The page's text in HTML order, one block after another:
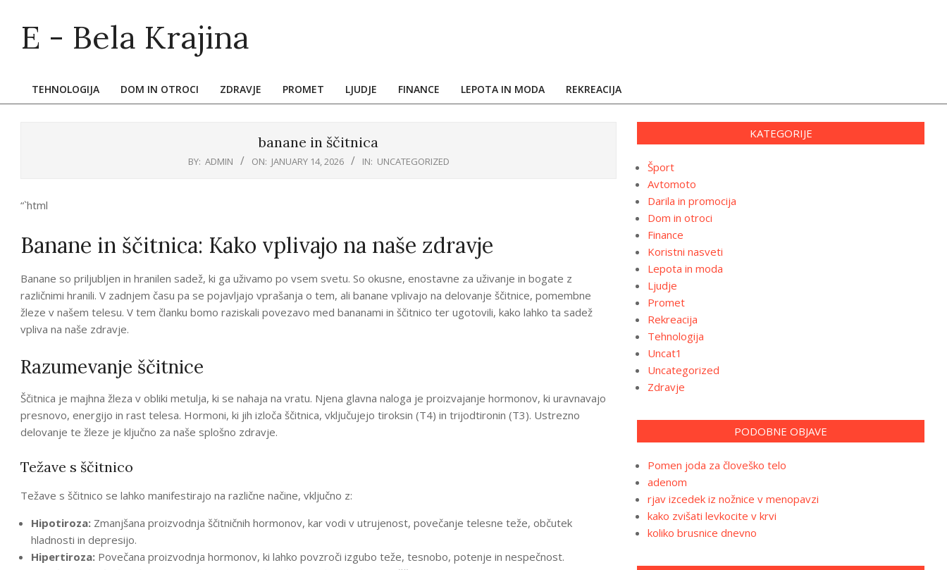
contentE - Bela Krajina
Primary
TEHNOLOGIJA DOM IN OTROCI ZDRAVJE PROMET LJUDJE FINANCE LEPOTA IN MODA REKREACIJA
banane in ščitnica
BY: ADMIN ON: JANUARY 14, 2026 IN: UNCATEGORIZED
“`html
Banane in ščitnica: Kako vplivajo na naše zdravje
Banane so priljubljen in hranilen sadež, ki ga uživamo po vsem svetu. So okusne, enostavne za uživanje in bogate z
različnimi hranili. V zadnjem času pa se pojavljajo vprašanja o tem, ali banane vplivajo na delovanje ščitnice, pomembne
žleze v našem telesu. V tem članku bomo raziskali povezavo med bananami in ščitnico ter ugotovili, kako lahko ta sadež
vpliva na naše zdravje.
Razumevanje ščitnice
Ščitnica je majhna žleza v obliki metulja, ki se nahaja na vratu. Njena glavna naloga je proizvajanje hormonov, ki uravnavajo
presnovo, energijo in rast telesa. Hormoni, ki jih izloča ščitnica, vključujejo tiroksin (T4) in trijodtironin (T3). Ustrezno
delovanje te žleze je ključno za naše splošno zdravje.
Težave s ščitnico
Težave s ščitnico se lahko manifestirajo na različne načine, vključno z:
Hipotiroza: Zmanjšana proizvodnja ščitničnih hormonov, kar vodi v utrujenost, povečanje telesne teže, občutek
hladnosti in depresijo.
Hipertiroza: Povečana proizvodnja hormonov, ki lahko povzroči izgubo teže, tesnobo, potenje in nespečnost.
KATEGORIJE
Šport
Avtomoto
Darila in promocija
Dom in otroci
Finance
Koristni nasveti
Lepota in moda
Ljudje
Promet
Rekreacija
Tehnologija
Uncat1
Uncategorized
Zdravje
PODOBNE OBJAVE
Pomen joda za človeško telo
adenom
rjav izcedek iz nožnice v menopavzi
kako zvišati levkocite v krvi
koliko brusnice dnevno